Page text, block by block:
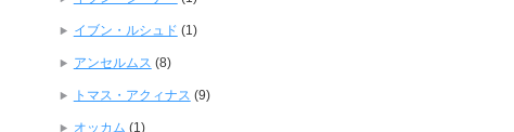
イブン・ルシュド (1)
アンセルムス (8)
トマス・アクィナス (9)
オッカム (1)